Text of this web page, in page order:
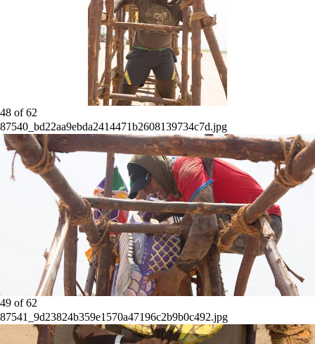
48 of62
87540_bd22aa9ebda2414471b2608139734c7d.jpg
49 of62
87541_9d23824b359e1570a47196c2b9b0c492.jpg